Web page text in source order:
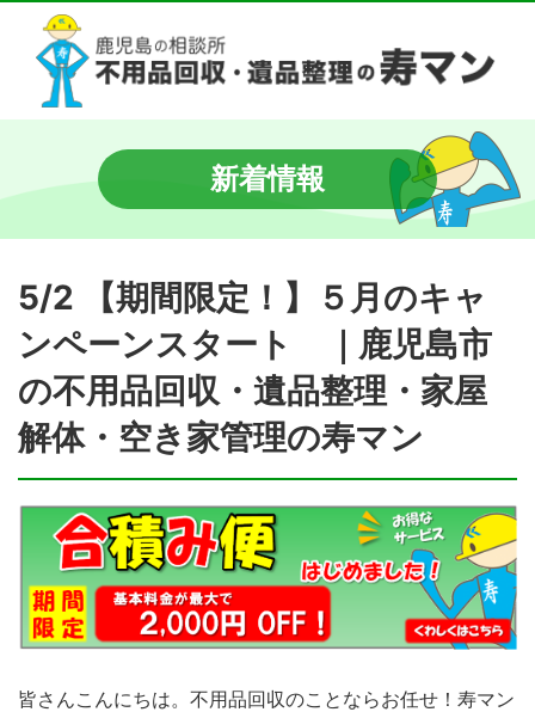
新着情報
5/2 【期間限定！】５月のキャ
ンペーンスタート ｜鹿児島市
の不用品回収・遺品整理・家屋
解体・空き家管理の寿マン
皆さんこんにちは。不用品回収のことならお任せ！寿マン